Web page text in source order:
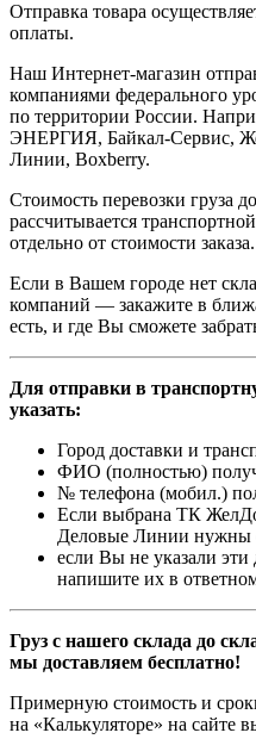
Отправка товара
оплаты.
Наш Интернет-магазин
компаниями федерального
по территории России.
ЭНЕРГИЯ, Байкал-Сервис,
Линии, Boxberry.
Стоимость перевозки груза
рассчитывается
отдельно от стоимости заказа.
Если в Вашем городе нет
компаний — закажите в
есть, и где Вы сможете
Для отправки в
указать:
Город доставки и
ФИО (полностью)
№ телефона (мобил.)
Если выбрана ТК
Деловые Линии нужны
если Вы не указали
напишите их в
Груз с нашего склада до
мы доставляем бесплатно!
Примерную стоимость и
на «Калькуляторе» на сайте